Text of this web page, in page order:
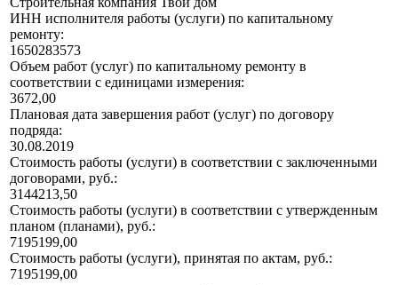
ИНН исполнителя работы (услуги) по капитальному
ремонту:
1650283573
Объем работ (услуг) по капитальному ремонту в
соответствии с единицами измерения:
3672,00
Плановая дата завершения работ (услуг) по договору
подряда:
30.08.2019
Стоимость работы (услуги) в соответствии с заключенными
договорами, руб.:
3144213,50
Стоимость работы (услуги) в соответствии с утвержденным
планом (планами), руб.:
7195199,00
Стоимость работы (услуги), принятая по актам, руб.:
7195199,00